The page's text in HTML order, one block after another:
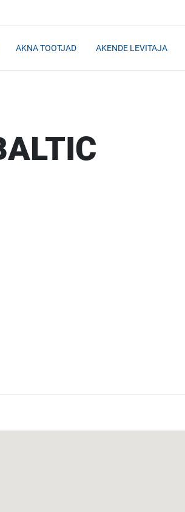
AKNA TOOTJAD AKENDE LEVITAJA